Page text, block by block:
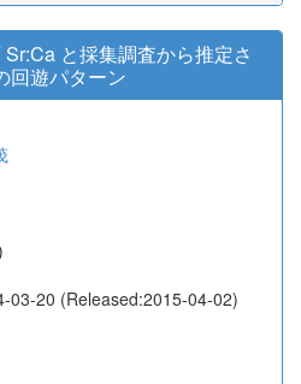
Sr:Ca と採集調査から推定さ
回遊パターン
03-20 (Released:2015-04-02)